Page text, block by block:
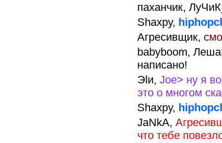
паханчик,
Shaxpy,
Агресивщик,
babyboom,
написано!
Эlи, Joe> ну я
это о многом
Shaxpy,
JaNkA,
что тебе